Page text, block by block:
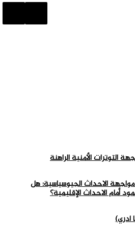
التوترات الأمنية الراهنة
الاحداث الجيوسياسية: هل
أمام الاحداث الإقليمية؟
ادري)